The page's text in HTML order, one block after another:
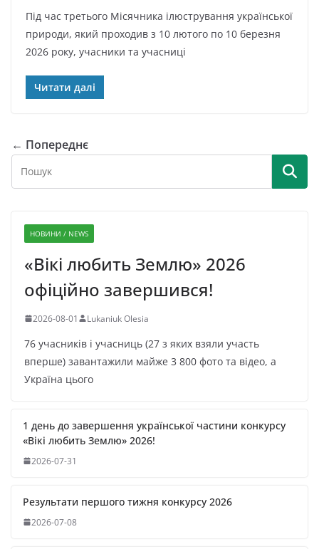
Під час третього Місячника ілюстрування української
природи, який проходив з 10 лютого по 10 березня
2026 року, учасники та учасниці
Читати далі
← Попереднє
НОВИНИ / NEWS
«Вікі любить Землю» 2026
офіційно завершився!
2026-08-01 Lukaniuk Olesia
76 учасників і учасниць (27 з яких взяли участь
вперше) завантажили майже 3 800 фото та відео, а
Україна цього
1 день до завершення української частини конкурсу
«Вікі любить Землю» 2026!
2026-07-31
Результати першого тижня конкурсу 2026
2026-07-08